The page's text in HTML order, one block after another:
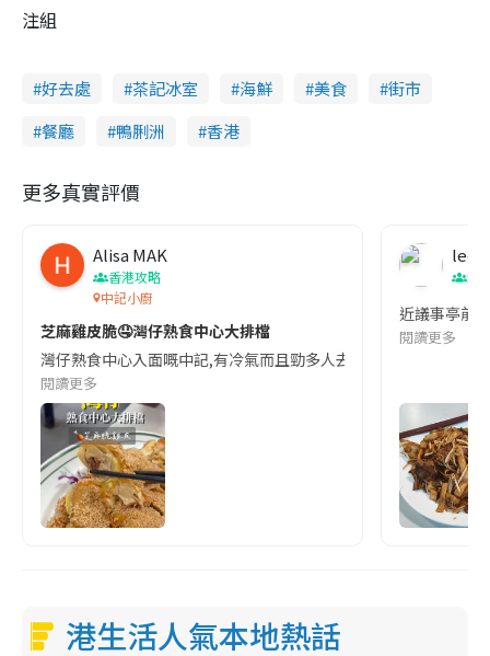
注組
好去處 茶記冰室 海鮮 美食
街市
餐廳
鴨脷洲 香港
更多真實評價
Alisa MAK
香港攻略
中記小廚
芝麻雞皮脆🤤灣仔熟食中心大排檔
灣仔熟食中心入面嘅中記,有冷氣而且勁多人去｡今次試咗佢哋兩
閱讀更多
澳
近議事亭前
閱讀更多
港生活人氣本地熱話